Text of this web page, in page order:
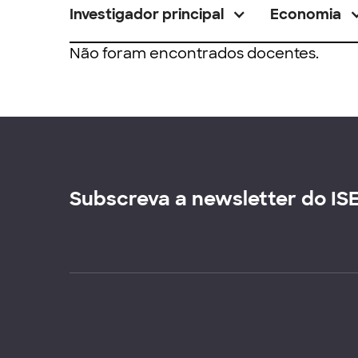
Investigador principal Economia
Não foram encontrados docentes.
Subscreva a newsletter do